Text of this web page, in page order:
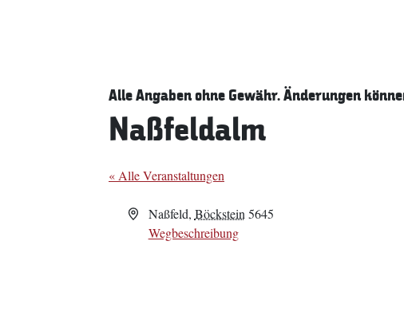
Alle Angaben ohne Gewähr. Änderungen
Naßfeldalm
« Alle Veranstaltungen
AdresseNaßfeld, Böckstein 5645
Wegbeschreibung